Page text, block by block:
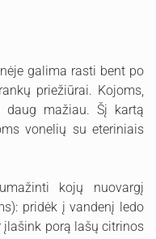
galima rasti bent po
priežiūrai. Kojoms,
daug mažiau. Šį kartą
vonelių su eteriniais
kojų nuovargį
pridėk į vandenį ledo
porą lašų citrinos